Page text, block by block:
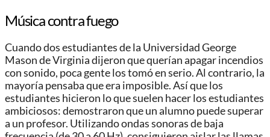
Música contra fuego
Cuando dos estudiantes de la Universidad George
Mason de Virginia dijeron que querían apagar incendios
con sonido, poca gente los tomó en serio. Al contrario, la
mayoría pensaba que era imposible. Así que los
estudiantes hicieron lo que suelen hacer los estudiantes
ambiciosos: demostraron que un alumno puede superar
a un profesor. Utilizando ondas sonoras de baja